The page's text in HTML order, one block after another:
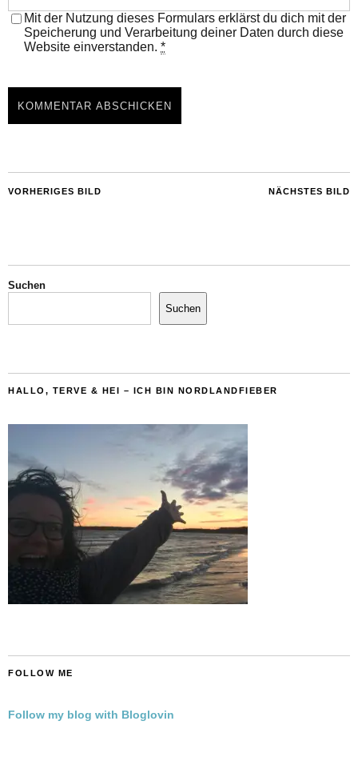
Mit der Nutzung dieses Formulars erklärst du dich mit der
Speicherung und Verarbeitung deiner Daten durch diese
Website einverstanden. *
NÄCHSTES BILD
VORHERIGES BILD
Suchen
Suchen
HALLO, TERVE & HEI – ICH BIN NORDLANDFIEBER
FOLLOW ME
Follow my blog with Bloglovin